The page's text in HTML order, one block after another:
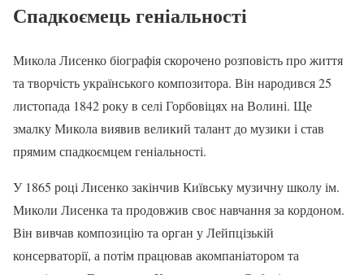
Спадкоємець геніальності
Микола Лисенко біографія скорочено розповість про життя
та творчість українського композитора. Він народився 25
листопада 1842 року в селі Горбовіцях на Волині. Ще
змалку Микола виявив великий талант до музики і став
прямим спадкоємцем геніальності.
У 1865 році Лисенко закінчив Київську музичну школу ім.
Миколи Лисенка та продовжив своє навчання за кордоном.
Він вивчав композицію та орган у Лейпцізькій
консерваторії, а потім працював акомпаніатором та